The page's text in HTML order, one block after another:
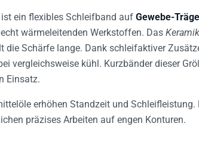
ist ein flexibles Schleifband auf Gewebe-
wärmeleitenden Werkstoffen. Das
die Schärfe lange. Dank schleifaktiver
vergleichsweise kühl. Kurzbänder dieser
Einsatz.
erhöhen Standzeit und Schleifleistung.
präzises Arbeiten auf engen Konturen.